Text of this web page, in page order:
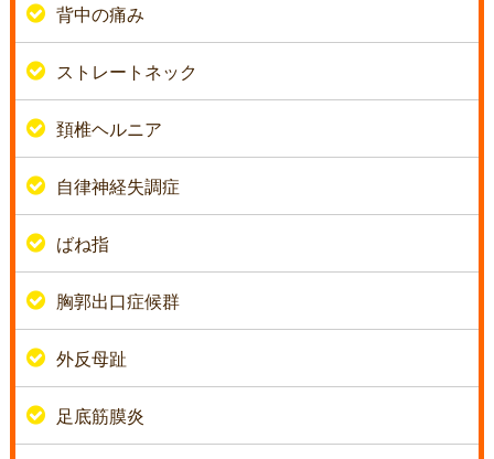
背中の痛み
ストレートネック
頚椎ヘルニア
自律神経失調症
ばね指
胸郭出口症候群
外反母趾
足底筋膜炎